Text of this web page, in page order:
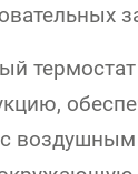
термостат